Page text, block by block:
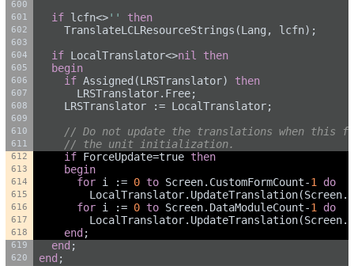
if lcfn<> ''
then
    TranslateLCLResourceStrings(Lang, lcfn);
if LocalTranslator<>nil
then
begin
if Assigned(LRSTranslator) then
      LRSTranslator.Free;
    LRSTranslator := LocalTranslator;
// Do not update the translations when this
// the unit initialization.
if ForceUpdate=true then
begin
for i := 0 to Screen.CustomFormCount- 1
do
for i := 0 to Screen.DataModuleCount- 1
do
end ;
end ;
end ;